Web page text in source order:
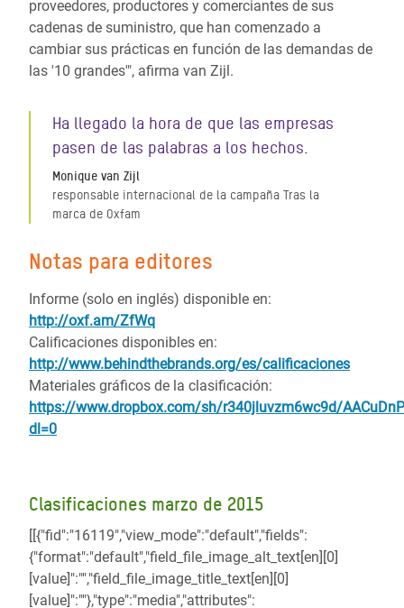
proveedores, productores y comerciantes de sus
cadenas de suministro, que han comenzado a
cambiar sus prácticas en función de las demandas de
las '10 grandes'", afirma van Zijl.
Ha llegado la hora de que las empresas
pasen de las palabras a los hechos.
Monique van Zijl
responsable internacional de la campaña Tras la
marca de Oxfam
Notas para editores
Informe (solo en inglés) disponible en:
http://oxf.am/ZfWq
Calificaciones disponibles en:
http://www.behindthebrands.org/es/calificaciones
Materiales gráficos de la clasificación:
https://www.dropbox.com/sh/r340jluvzm6wc9d/
dl=0
Clasificaciones marzo de 2015
[[{"fid":"16119","view_mode":"default","fields":
{"format":"default","field_file_image_alt_text[en][0]
[value]":"","field_file_image_title_text[en][0]
[value]":""},"type":"media","attributes":